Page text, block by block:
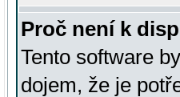
Proč není k
Tento software
dojem, že je